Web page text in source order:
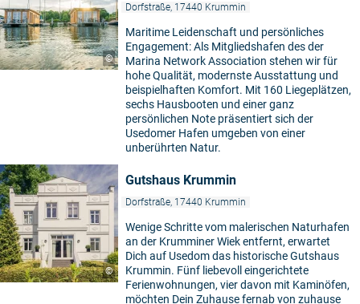
©
Dorfstraße, 17440 Krummin
Maritime Leidenschaft und persönliches
Engagement: Als Mitgliedshafen des der
Marina Network Association stehen wir für
hohe Qualität, modernste Ausstattung und
beispielhaften Komfort. Mit 160 Liegeplätzen,
sechs Hausbooten und einer ganz
persönlichen Note präsentiert sich der
Usedomer Hafen umgeben von einer
unberührten Natur.
©
Gutshaus Krummin
Dorfstraße, 17440 Krummin
Wenige Schritte vom malerischen Naturhafen
an der Krumminer Wiek entfernt, erwartet
Dich auf Usedom das historische Gutshaus
Krummin. Fünf liebevoll eingerichtete
Ferienwohnungen, vier davon mit Kaminöfen,
möchten Dein Zuhause fernab von zuhause